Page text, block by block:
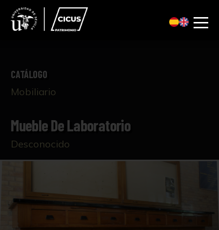
CATÁLOGO
Mobiliario
Mueble De Laboratorio
Desconocido